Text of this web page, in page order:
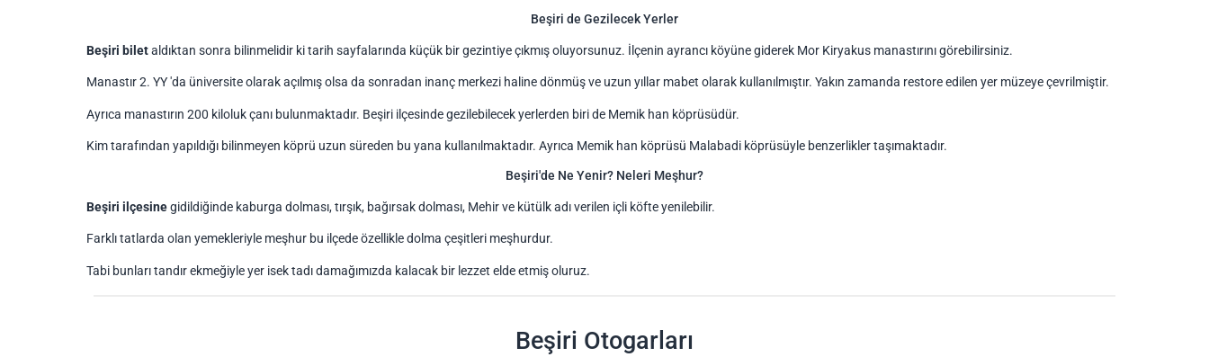
Beşiri de Gezilecek Yerler
Beşiri biletaldıktan sonra bilinmelidir ki tarih sayfalarında küçük bir gezintiye çıkmış oluyorsunuz. İlçenin ayrancı köyüne giderek Mor Kiryakus manastırını görebilirsiniz.
Manastır 2. YY 'da üniversite olarak açılmış olsa da sonradan inanç merkezi haline dönmüş ve uzun yıllar mabet olarak kullanılmıştır. Yakın zamanda restore edilen yer müzeye çevrilmiştir.
Ayrıca manastırın 200 kiloluk çanı bulunmaktadır. Beşiri ilçesinde gezilebilecek yerlerden biri de Memik han köprüsüdür.
Kim tarafından yapıldığı bilinmeyen köprü uzun süreden bu yana kullanılmaktadır. Ayrıca Memik han köprüsü Malabadi köprüsüyle benzerlikler taşımaktadır.
Beşiri'de Ne Yenir? Neleri Meşhur?
Beşiri ilçesinegidildiğinde kaburga dolması, tırşık, bağırsak dolması, Mehir ve kütülk adı verilen içli köfte yenilebilir.
Farklı tatlarda olan yemekleriyle meşhur bu ilçede özellikle dolma çeşitleri meşhurdur.
Tabi bunları tandır ekmeğiyle yer isek tadı damağımızda kalacak bir lezzet elde etmiş oluruz.
Beşiri Otogarları